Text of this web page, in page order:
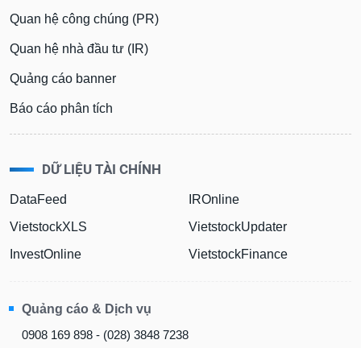
Quan hệ công chúng (PR)
Quan hệ nhà đầu tư (IR)
Quảng cáo banner
Báo cáo phân tích
DỮ LIỆU TÀI CHÍNH
DataFeed
VietstockXLS
InvestOnline
IROnline
VietstockUpdater
VietstockFinance
Quảng cáo & Dịch vụ
0908 169 898 - (028) 3848 7238